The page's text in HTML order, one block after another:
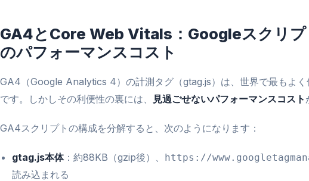
GA4とCore Web Vitals：Googleスクリプ
のパフォーマンスコスト
GA4（Google Analytics 4）の計測タグ（gtag.js）は、世界で最もよ
です。しかしその利便性の裏には、
見過ごせないパフォーマンスコスト
GA4スクリプトの構成を分解すると、次のようになります：
gtag.js本体：約88KB（gzip後）、 https://
読み込まれる